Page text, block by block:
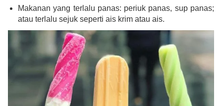
Makanan yang terlalu panas: periuk panas, sup panas;
atau terlalu sejuk seperti ais krim atau ais.